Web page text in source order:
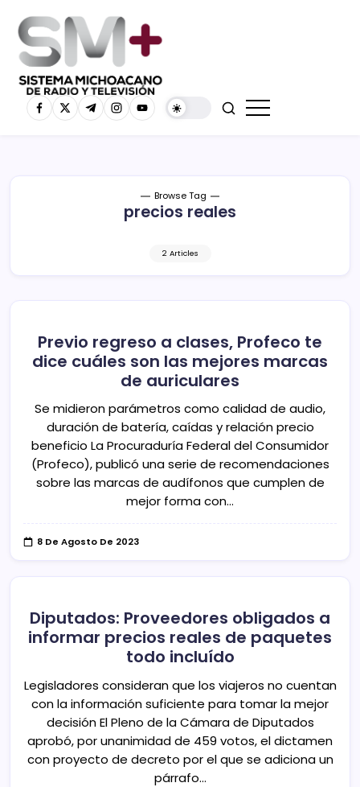
Browse Tag
precios reales
2 Articles
Previo regreso a clases, Profeco te
dice cuáles son las mejores marcas
de auriculares
Se midieron parámetros como calidad de audio,
duración de batería, caídas y relación precio
beneficio La Procuraduría Federal del Consumidor
(Profeco), publicó una serie de recomendaciones
sobre las marcas de audífonos que cumplen de
mejor forma con…
8 De Agosto De 2023
Diputados: Proveedores obligados a
informar precios reales de paquetes
todo incluído
Legisladores consideran que los viajeros no cuentan
con la información suficiente para tomar la mejor
decisión El Pleno de la Cámara de Diputados
aprobó, por unanimidad de 459 votos, el dictamen
con proyecto de decreto por el que se adiciona un
párrafo…